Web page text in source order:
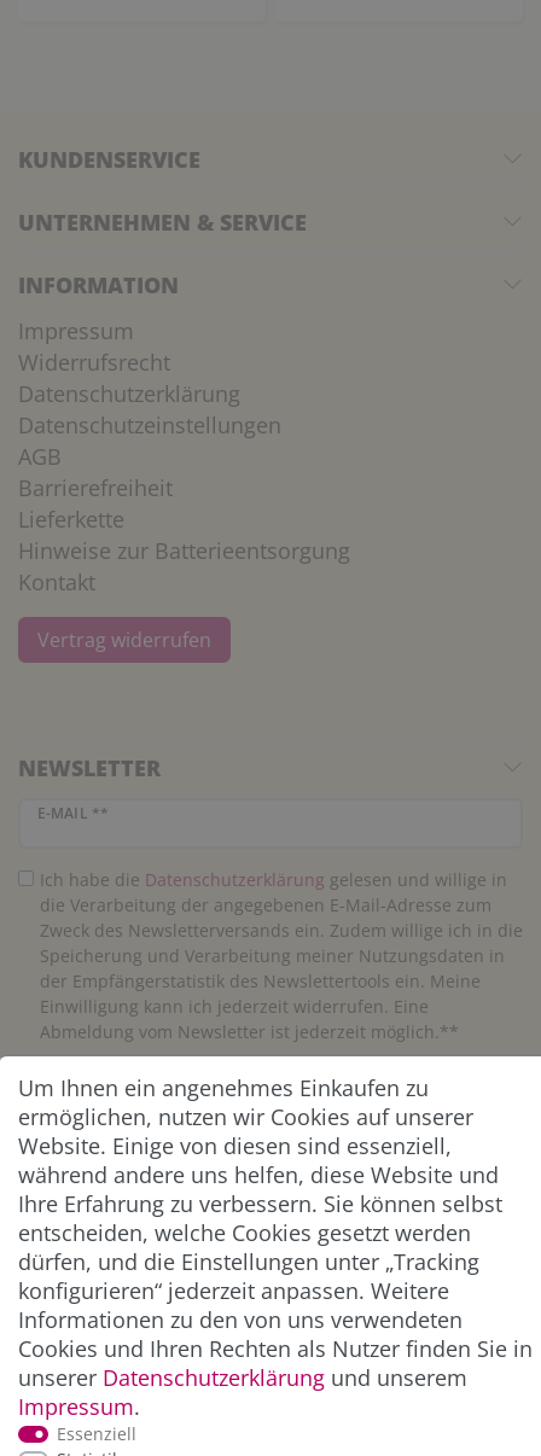
KUNDENSERVICE
UNTERNEHMEN & SERVICE
INFORMATION
Impressum
Widerrufsrecht
Datenschutzerklärung
Datenschutzeinstellungen
AGB
Barrierefreiheit
Lieferkette
Hinweise zur Batterieentsorgung
Kontakt
Vertrag widerrufen
NEWSLETTER
E-MAIL **
Newsletter Honig
Ich habe die Daten­schutz­erklärung gelesen und willige in
die Verarbeitung der angegebenen E-Mail-Adresse zum
Zweck des Newsletterversands ein. Zudem willige ich in die
Speicherung und Verarbeitung meiner Nutzungsdaten in
der Empfängerstatistik des Newslettertools ein. Meine
Einwilligung kann ich jederzeit widerrufen. Eine
Abmeldung vom Newsletter ist jederzeit möglich.**
Abonnieren
** Hierbei handelt es sich um ein Pflichtfeld.
ZAHLUNG & VERSAND
Um Ihnen ein angenehmes Einkaufen zu
ermöglichen, nutzen wir Cookies auf unserer
Website. Einige von diesen sind essenziell,
während andere uns helfen, diese Website und
Ihre Erfahrung zu verbessern. Sie können selbst
entscheiden, welche Cookies gesetzt werden
dürfen, und die Einstellungen unter „Tracking
konfigurieren“ jederzeit anpassen. Weitere
Informationen zu den von uns verwendeten
Cookies und Ihren Rechten als Nutzer finden Sie in
unserer Daten­schutz­erklärung und unserem
Impressum.
Essenziell